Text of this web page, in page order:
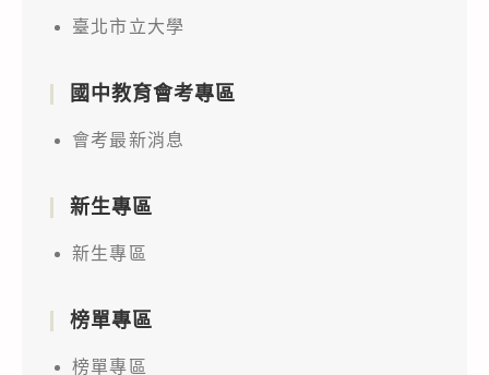
臺北市立大學
國中教育會考專區
會考最新消息
新生專區
新生專區
榜單專區
榜單專區